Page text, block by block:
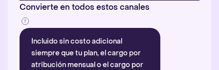
Convierte en todos estos canales
Incluido sin costo adicional
siempre que tu plan, el cargo por
atribución mensual o el cargo por